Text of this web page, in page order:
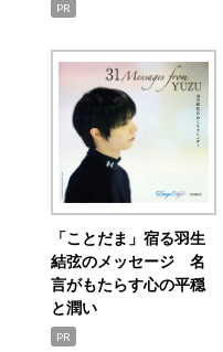
PR
「ことだま」宿る羽生
結弦のメッセージ 名
言がもたらす心の平穏
と潤い
PR